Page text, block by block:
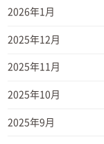
2026年1月
2025年12月
2025年11月
2025年10月
2025年9月